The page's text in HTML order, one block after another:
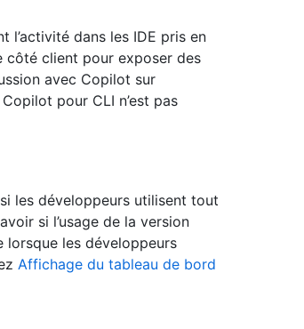
l’activité dans les IDE pris en
côté client pour exposer des
avec Copilot sur
pour CLI n’est pas
les développeurs utilisent tout
si l’usage de la version
lorsque les développeurs
Affichage du tableau de bord